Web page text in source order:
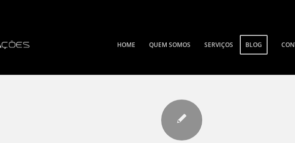
HOME QUEM SOMOS SERVIÇOS BLOG